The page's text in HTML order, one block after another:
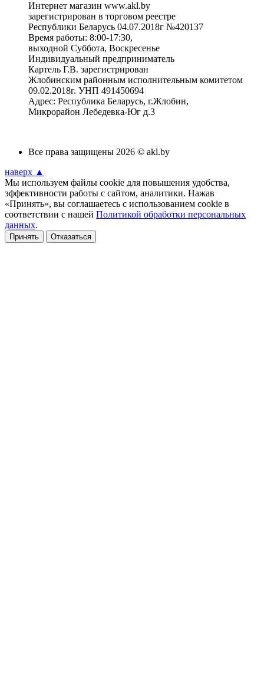
Интернет магазин www.akl.by
зарегистрирован в торговом реестре
Республики Беларусь 04.07.2018г №420137
Время работы: 8:00-17:30,
выходной Суббота, Воскресенье
Индивидуальный предприниматель
Картель Г.В. зарегистрирован
Жлобинским районным исполнительным комитетом
09.02.2018г. УНП 491450694
Адрес: Республика Беларусь, г.Жлобин,
Микрорайон Лебедевка-Юг д.3
Все права защищены 2026 © akl.by
наверх ▲
Мы используем файлы cookie для повышения удобства,
эффективности работы с сайтом, аналитики. Нажав
«Принять», вы соглашаетесь с использованием cookie в
соответствии с нашей Политикой обработки персональных
данных.
Принять Отказаться